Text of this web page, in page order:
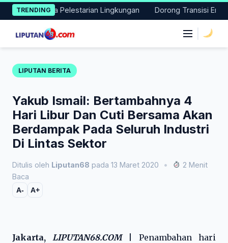
Skip
to
content
TRENDING
Nyata Pelestarian Lingkungan Dorong Transisi Energi di
LIPUTAN BERITA
Yakub Ismail: Bertambahnya 4
Hari Libur Dan Cuti Bersama Akan
Berdampak Pada Seluruh Industri
Di Lintas Sektor
Ditulis oleh Liputan68 pada 13 Maret 2020 •
2 Menit
Baca
A- A+
Jakarta, LIPUTAN68.COM| Penambahan hari